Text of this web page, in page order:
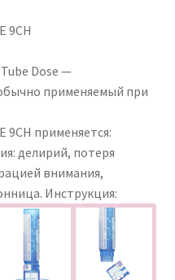
9CH
Tube Dose —
применяемый при
9CH применяется:
делирий, потеря
внимания,
Инструкция: